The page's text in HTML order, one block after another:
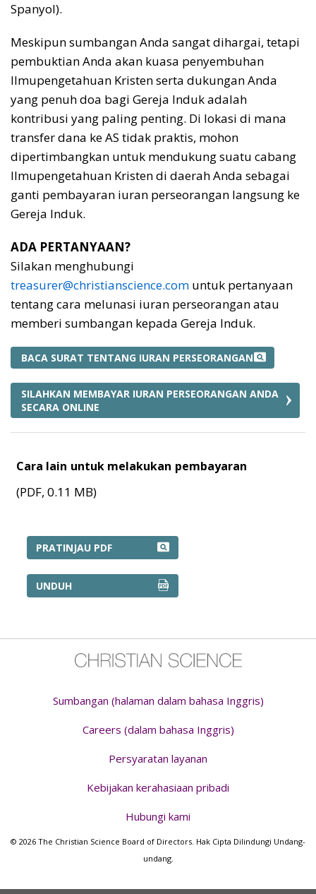
Spanyol).
Meskipun sumbangan Anda sangat dihargai, tetapi
pembuktian Anda akan kuasa penyembuhan
Ilmupengetahuan Kristen serta dukungan Anda
yang penuh doa bagi Gereja Induk adalah
kontribusi yang paling penting. Di lokasi di mana
transfer dana ke AS tidak praktis, mohon
dipertimbangkan untuk mendukung suatu cabang
Ilmupengetahuan Kristen di daerah Anda sebagai
ganti pembayaran iuran perseorangan langsung ke
Gereja Induk.
ADA PERTANYAAN?
Silakan menghubungi
treasurer@christianscience.com untuk pertanyaan
tentang cara melunasi iuran perseorangan atau
memberi sumbangan kepada Gereja Induk.
BACA SURAT TENTANG IURAN PERSEORANGAN
SILAHKAN MEMBAYAR IURAN PERSEORANGAN ANDA
SECARA ONLINE
Cara lain untuk melakukan pembayaran
(PDF, 0.11 MB)
PRATINJAU PDFCARA LAIN UNTUK MELAKUKAN
UNDUH CARA LAIN UNTUK MELAKUKAN PEMBAYARAN
Sumbangan (halaman dalam bahasa Inggris)
Careers (dalam bahasa Inggris)
Persyaratan layanan
Kebijakan kerahasiaan pribadi
Hubungi kami
© 2026 The Christian Science Board of Directors. Hak Cipta Dilindungi Undang-
undang.